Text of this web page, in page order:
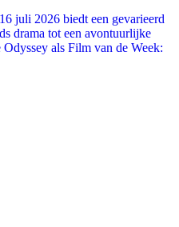
juli 2026 biedt een gevarieerd
drama tot een avontuurlijke
als Film van de Week: